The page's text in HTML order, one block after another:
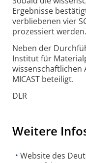
Ergebnisse
verbliebenen vier
prozessiert werden.
Neben der
Institut für
wissenschaftlichen
MICAST beteiligt.
DLR
Weitere
Website des